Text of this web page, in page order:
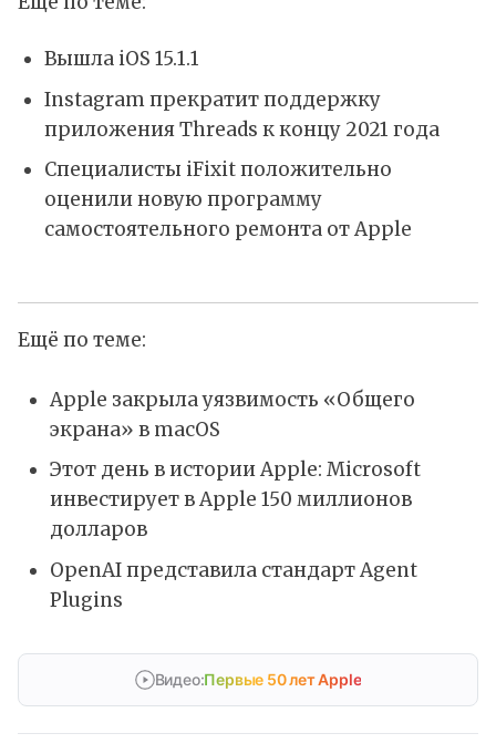
Вышла iOS 15.1.1
Instagram прекратит поддержку
приложения Threads к концу 2021 года
Специалисты iFixit положительно
оценили новую программу
самостоятельного ремонта от Apple
Ещё по теме:
Apple закрыла уязвимость «Общего
экрана» в macOS
Этот день в истории Apple: Microsoft
инвестирует в Apple 150 миллионов
долларов
OpenAI представила стандарт Agent
Plugins
Видео:Первые 50 лет Apple